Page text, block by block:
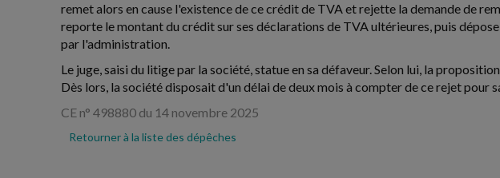
remet alors en cause l'existence de ce crédit de TVA et rejette la demande de
reporte le montant du crédit sur ses déclarations de TVA ultérieures, puis
par l'administration.
Le juge, saisi du litige par la société, statue en sa défaveur. Selon lui, la
Dès lors, la société disposait d'un délai de deux mois à compter de ce rejet pour
CE n° 498880 du 14 novembre 2025
Retourner à la liste des dépêches